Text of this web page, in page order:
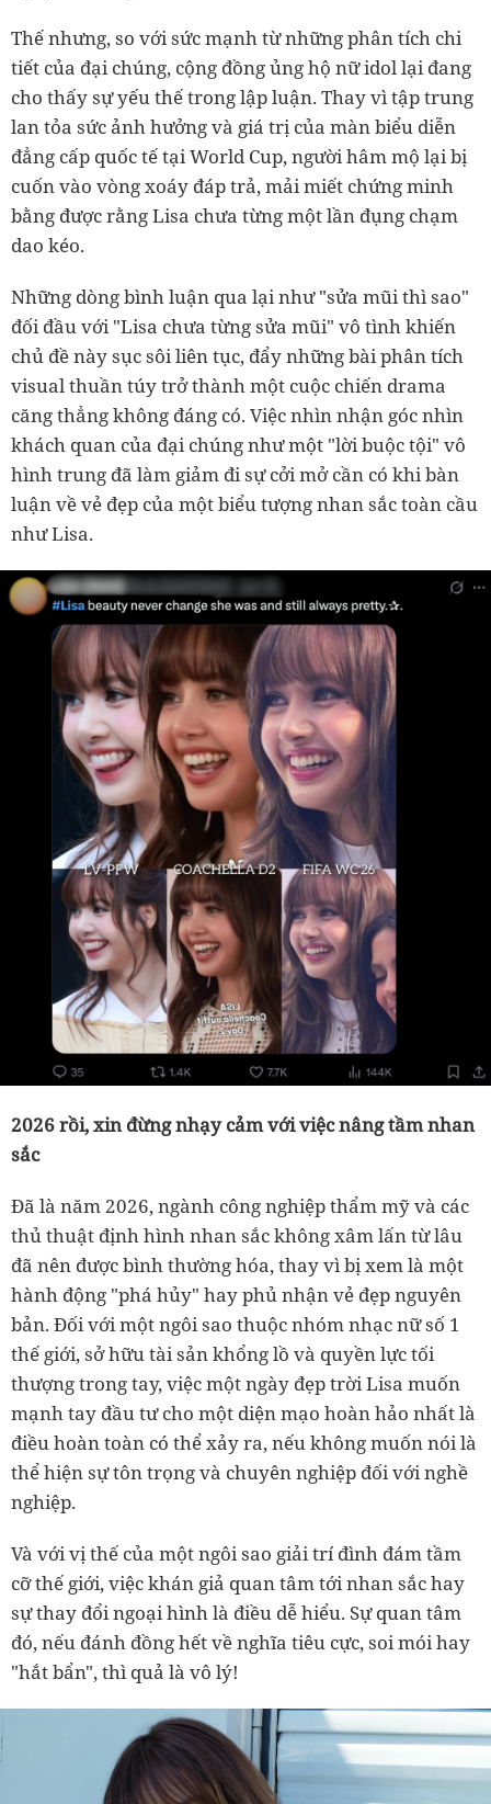
Thế nhưng, so với sức mạnh từ những phân tích chi
tiết của đại chúng, cộng đồng ủng hộ nữ idol lại đang
cho thấy sự yếu thế trong lập luận. Thay vì tập trung
lan tỏa sức ảnh hưởng và giá trị của màn biểu diễn
đẳng cấp quốc tế tại World Cup, người hâm mộ lại bị
cuốn vào vòng xoáy đáp trả, mải miết chứng minh
bằng được rằng Lisa chưa từng một lần đụng chạm
dao kéo.
Những dòng bình luận qua lại như "sửa mũi thì sao"
đối đầu với "Lisa chưa từng sửa mũi" vô tình khiến
chủ đề này sục sôi liên tục, đẩy những bài phân tích
visual thuần túy trở thành một cuộc chiến drama
căng thẳng không đáng có. Việc nhìn nhận góc nhìn
khách quan của đại chúng như một "lời buộc tội" vô
hình trung đã làm giảm đi sự cởi mở cần có khi bàn
luận về vẻ đẹp của một biểu tượng nhan sắc toàn cầu
như Lisa.
2026 rồi, xin đừng nhạy cảm với việc nâng tầm nhan
sắc
Đã là năm 2026, ngành công nghiệp thẩm mỹ và các
thủ thuật định hình nhan sắc không xâm lấn từ lâu
đã nên được bình thường hóa, thay vì bị xem là một
hành động "phá hủy" hay phủ nhận vẻ đẹp nguyên
bản. Đối với một ngôi sao thuộc nhóm nhạc nữ số 1
thế giới, sở hữu tài sản khổng lồ và quyền lực tối
thượng trong tay, việc một ngày đẹp trời Lisa muốn
mạnh tay đầu tư cho một diện mạo hoàn hảo nhất là
điều hoàn toàn có thể xảy ra, nếu không muốn nói là
thể hiện sự tôn trọng và chuyên nghiệp đối với nghề
nghiệp.
Và với vị thế của một ngôi sao giải trí đình đám tầm
cỡ thế giới, việc khán giả quan tâm tới nhan sắc hay
sự thay đổi ngoại hình là điều dễ hiểu. Sự quan tâm
đó, nếu đánh đồng hết về nghĩa tiêu cực, soi mói hay
"hắt bẩn", thì quả là vô lý!